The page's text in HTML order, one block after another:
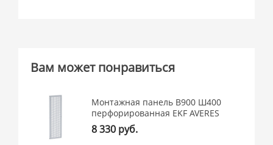
Вам может понравиться
Монтажная панель В900 Ш400
перфорированная EKF AVERES
8 330 руб.